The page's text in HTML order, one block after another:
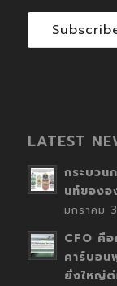
LATEST
กระบวน
นท์ของอ
มกราคม
CFO คื
คาร์บอน
ยิ่งใหญ่ต่